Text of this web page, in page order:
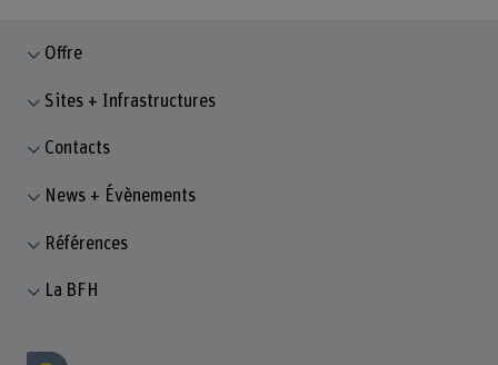
Offre
Sites + Infrastructures
Contacts
News + Évènements
Références
La BFH